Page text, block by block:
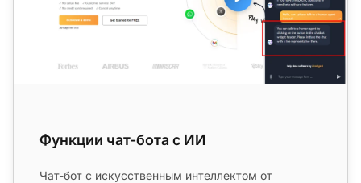
Функции чат-бота с ИИ
Чат-бот с искусственным интеллектом от